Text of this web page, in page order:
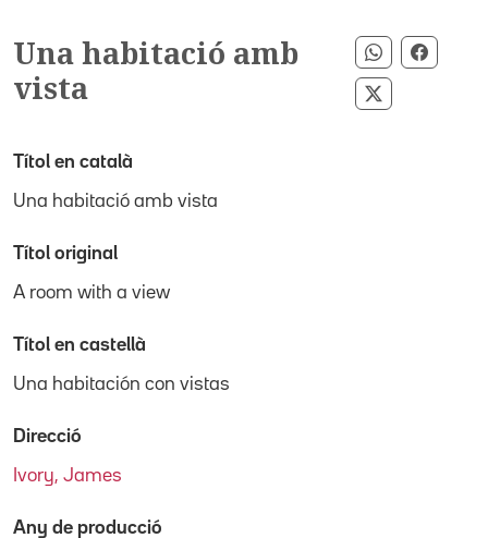
Una habitació amb
vista
Compartir
Compartir
Títol en català
Una habitació amb vista
Títol original
A room with a view
Títol en castellà
Una habitación con vistas
Direcció
Ivory, James
Any de producció